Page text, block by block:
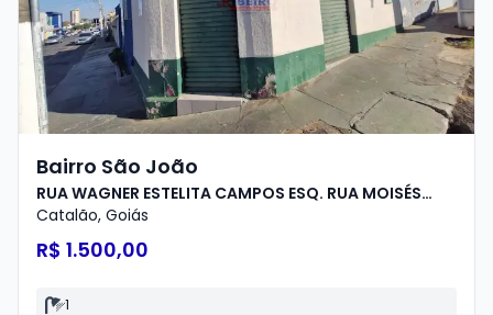
Bairro São João
RUA WAGNER ESTELITA CAMPOS ESQ. RUA MOISÉS
SANTANA - Nº 373
Catalão, Goiás
R$ 1.500,00
1